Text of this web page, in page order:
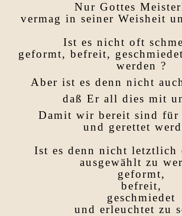
Nur Gottes
vermag in seiner Weisheit
Ist es nicht oft
geformt, befreit,
werden ?
Aber ist es denn nicht
daß Er all dies mit
Damit wir bereit sind für
und gerettet
Ist es denn nicht letztlich
ausgewählt zu
geformt,
befreit,
geschmiedet
und erleuchtet zu